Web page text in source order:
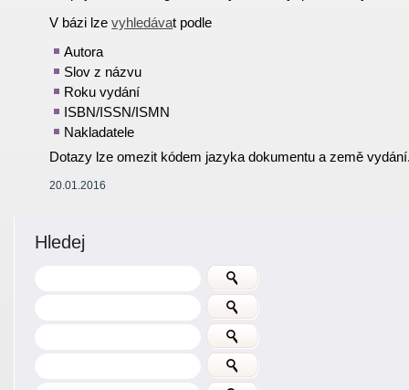
V bázi lzevyhledávat podle
Autora
Slov z názvu
Roku vydání
ISBN/ISSN/ISMN
Nakladatele
Dotazy lze omezit kódem jazyka dokumentu a země
20.01.2016
Hledej